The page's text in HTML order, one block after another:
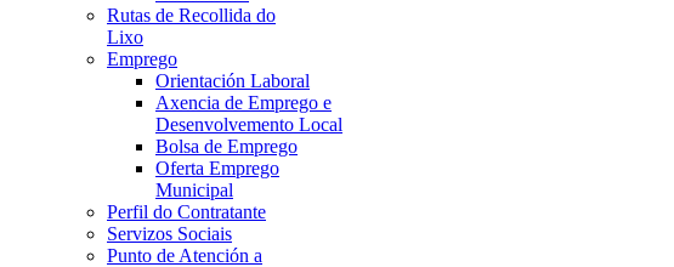
Rutas de Recollida do
Lixo
Emprego
Orientación Laboral
Axencia de Emprego e
Desenvolvemento Local
Bolsa de Emprego
Oferta Emprego
Municipal
Perfil do Contratante
Servizos Sociais
Punto de Atención a